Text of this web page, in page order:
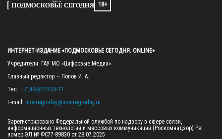
18+
ИНТЕРНЕТ-ИЗДАНИЕ «ПОДМОСКОВЬЕ СЕГОДНЯ. ONLINE»
Учредители: ГАУ МО «Цифровые Медиа»
Главный редактор — Попов И. А.
Тел.: +7(495)223-35-11
E-mail: mosregtoday@mosregtoday.ru
Зарегистрировано Федеральной службой по надзору в сфере связи,
информационных технологий и массовых коммуникаций (Роскомнадзор) Рег.
номер ЭЛ № ФС77-89830 от 28.07.2025